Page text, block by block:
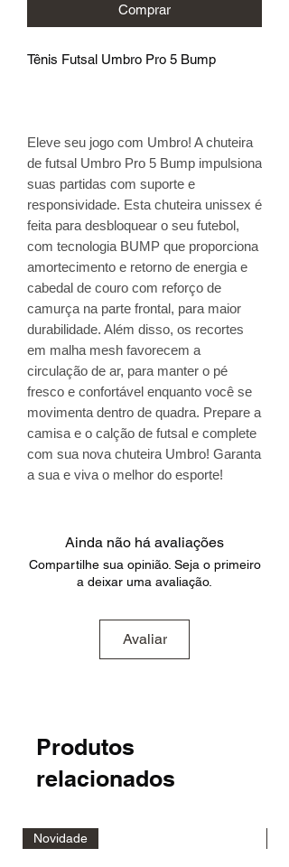
Comprar
Tênis Futsal Umbro Pro 5 Bump
Eleve seu jogo com Umbro! A chuteira
de futsal Umbro Pro 5 Bump impulsiona
suas partidas com suporte e
responsividade. Esta chuteira unissex é
feita para desbloquear o seu futebol,
com tecnologia BUMP que proporciona
amortecimento e retorno de energia e
cabedal de couro com reforço de
camurça na parte frontal, para maior
durabilidade. Além disso, os recortes
em malha mesh favorecem a
circulação de ar, para manter o pé
fresco e confortável enquanto você se
movimenta dentro de quadra. Prepare a
camisa e o calção de futsal e complete
com sua nova chuteira Umbro! Garanta
a sua e viva o melhor do esporte!
Ainda não há avaliações
Compartilhe sua opinião. Seja o primeiro
a deixar uma avaliação.
Avaliar
Produtos
relacionados
Novidade